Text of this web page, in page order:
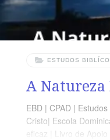
ESTUDOS
A
EBD | CPAD |
Cristo| Escola
eficaz | Livro de